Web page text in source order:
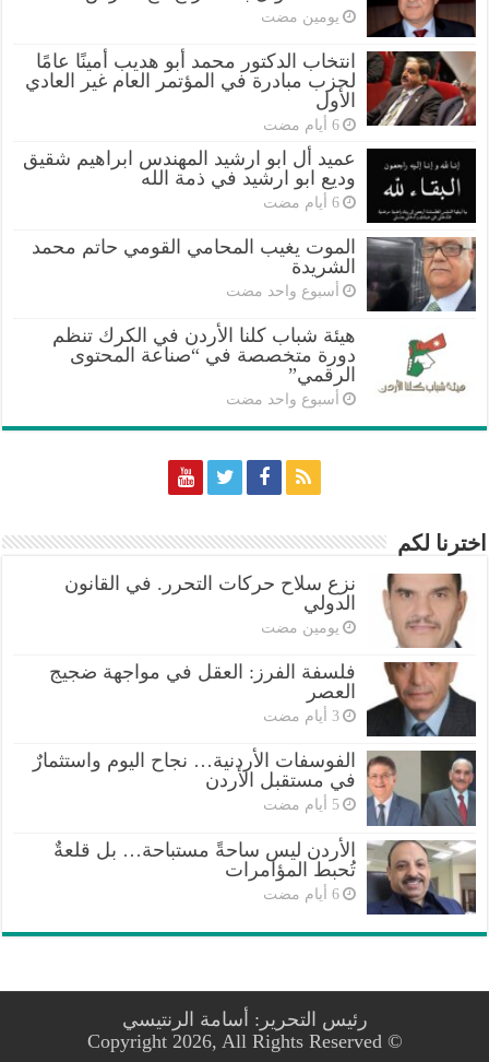
‏يومين مضت
انتخاب الدكتور محمد أبو هديب أمينًا عامًا
لحزب مبادرة في المؤتمر العام غير العادي
الأول
‏6 أيام مضت
عميد أل ابو ارشيد المهندس ابراهيم شقيق
وديع ابو ارشيد في ذمة الله
‏6 أيام مضت
الموت يغيب المحامي القومي حاتم محمد
الشريدة
‏أسبوع واحد مضت
هيئة شباب كلنا الأردن في الكرك تنظم
دورة متخصصة في “صناعة المحتوى
الرقمي”
‏أسبوع واحد مضت
اخترنا لكم
نزع سلاح حركات التحرر. في القانون
الدولي
‏يومين مضت
فلسفة الفرز: العقل في مواجهة ضجيج
العصر
‏3 أيام مضت
الفوسفات الأردنية… نجاح اليوم واستثمارٌ
في مستقبل الأردن
‏5 أيام مضت
الأردن ليس ساحةً مستباحة… بل قلعةٌ
تُحبط المؤامرات
‏6 أيام مضت
رئيس التحرير: أسامة الرنتيسي
© Copyright 2026, All Rights Reserved